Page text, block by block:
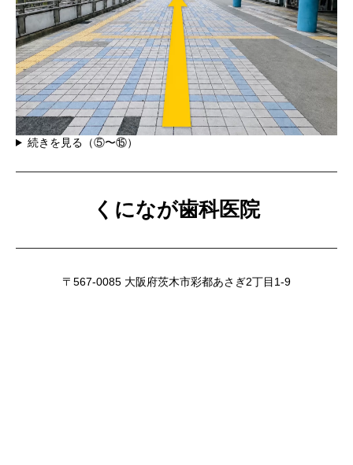
続きを見る（⑤〜⑮）
くになが歯科医院
〒567-0085 大阪府茨木市彩都あさぎ2丁目1-9